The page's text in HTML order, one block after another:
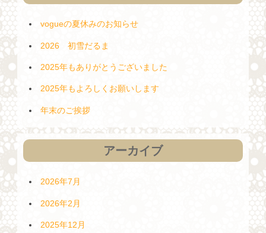
vogueの夏休みのお知らせ
2026 初雪だるま
2025年もありがとうございました
2025年もよろしくお願いします
年末のご挨拶
アーカイブ
2026年7月
2026年2月
2025年12月